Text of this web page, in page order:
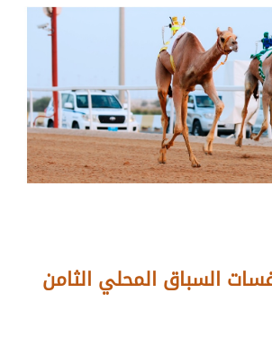
السباق المحلي الثامن